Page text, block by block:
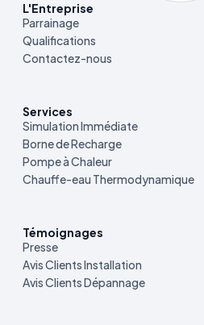
L'Entreprise
Parrainage
Qualifications
Contactez-nous
Services
Simulation Immédiate
Borne de Recharge
Pompe à Chaleur
Chauffe-eau Thermodynamique
Témoignages
Presse
Avis Clients Installation
Avis Clients Dépannage